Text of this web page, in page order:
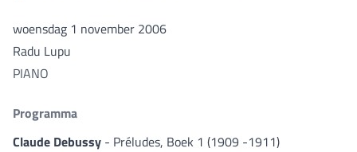
woensdag 1 november 2006
Radu Lupu
PIANO
Programma
Claude Debussy - Préludes, Boek 1 (1909 -1911)